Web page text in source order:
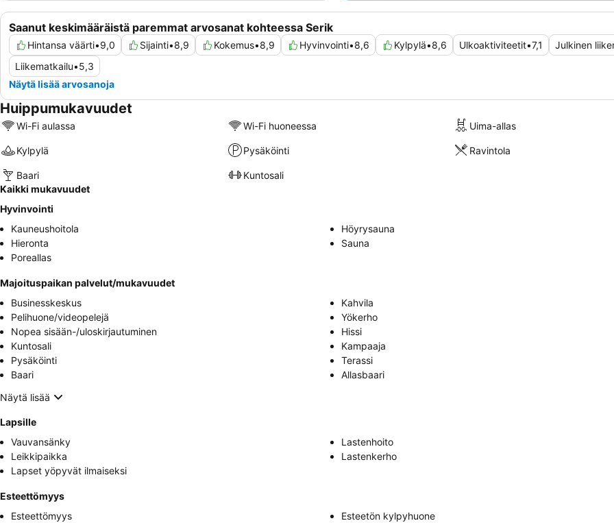
mutakylpyjä, suolahuone ja lämpöallas.
Saanut keskimääräistä paremmat arvosanat kohteessa Serik
Hintansa väärti•9,0 Sijainti•8,9 Kokemus•8,9 Hyvinvointi•8,6 Kylpylä•8,6 Ulkoaktiviteetit•7,1 Julkinen
Liikematkailu•5,3
Näytä lisää arvosanoja
Huippumukavuudet
Wi-Fi aulassa Wi-Fi huoneessa Uima-allas
Kylpylä Pysäköinti Ravintola
Baari
Kuntosali
Kaikki mukavuudet
Hyvinvointi
Kauneushoitola
Höyrysauna
Hieronta
Sauna
Poreallas
Majoituspaikan palvelut/mukavuudet
Businesskeskus
Kahvila
Pelihuone/videopelejä
Yökerho
Nopea sisään-/uloskirjautuminen
Hissi
Kuntosali
Kampaaja
Pysäköinti
Terassi
Baari
Allasbaari
Näytä lisää
Lapsille
Vauvansänky
Lastenhoito
Leikkipaikka
Lastenkerho
Lapset yöpyvät ilmaiseksi
Esteettömyys
Esteettömyys
Esteetön kylpyhuone